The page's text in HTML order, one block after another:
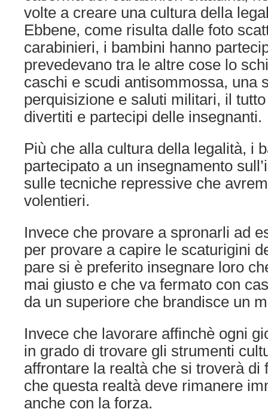
volte a creare una cultura della
Ebbene, come risulta dalle foto
carabinieri, i bambini hanno
prevedevano tra le altre cose lo
caschi e scudi antisommossa, una
perquisizione e saluti militari, il
divertiti e partecipi delle insegnanti.
Più che alla cultura della legalità, i
partecipato a un insegnamento
sulle tecniche repressive che
volentieri.
Invece che provare a spronarli ad
per provare a capire le scaturigini
pare si è preferito insegnare loro
mai giusto e che va fermato con
da un superiore che brandisce un
Invece che lavorare affinchè ogni
in grado di trovare gli strumenti
affrontare la realtà che si troverà di
che questa realtà deve rimanere
anche con la forza.